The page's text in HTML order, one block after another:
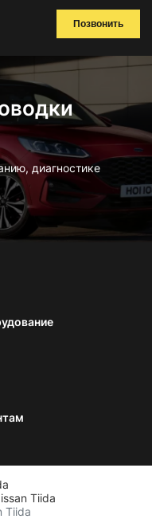
Позвонить
диагностике
Tiida
Tiida